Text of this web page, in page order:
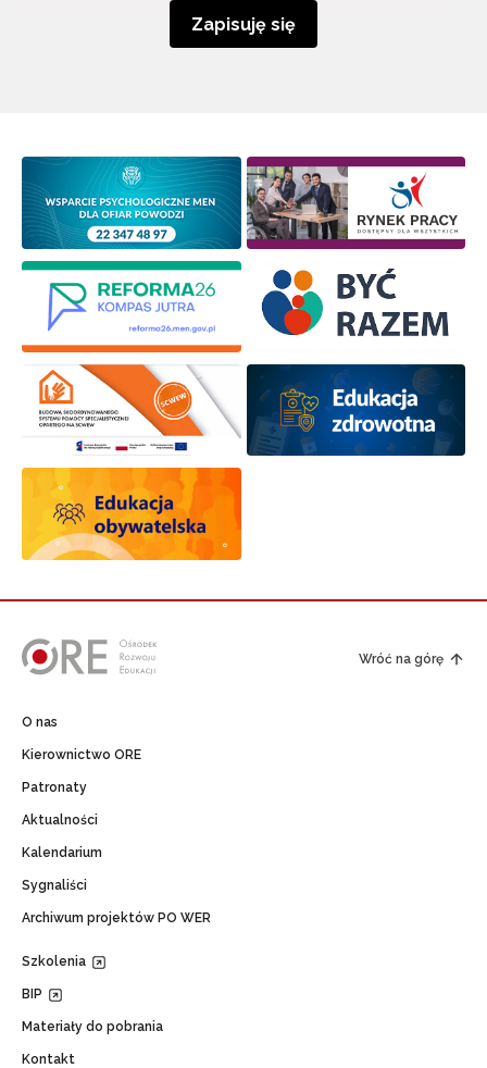
Zapisuję się
Wróć na górę
O nas
Kierownictwo ORE
Patronaty
Aktualności
Kalendarium
Sygnaliści
Archiwum projektów PO WER
Szkolenia
BIP
Materiały do pobrania
Kontakt